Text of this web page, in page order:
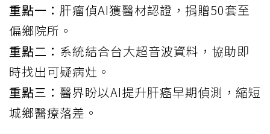
重點一： 肝瘤偵AI獲醫材認證，捐贈50套至
偏鄉院所。
重點二： 系統結合台大超音波資料，協助即
時找出可疑病灶。
重點三： 醫界盼以AI提升肝癌早期偵測，縮短
城鄉醫療落差。